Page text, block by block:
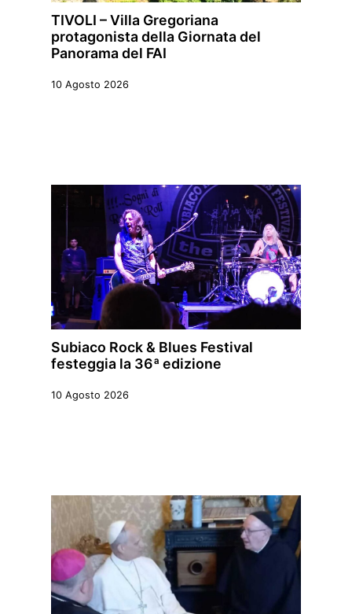
TIVOLI – Villa Gregoriana
protagonista della Giornata del
Panorama del FAI
10 Agosto 2026
Subiaco Rock & Blues Festival
festeggia la 36ª edizione
10 Agosto 2026